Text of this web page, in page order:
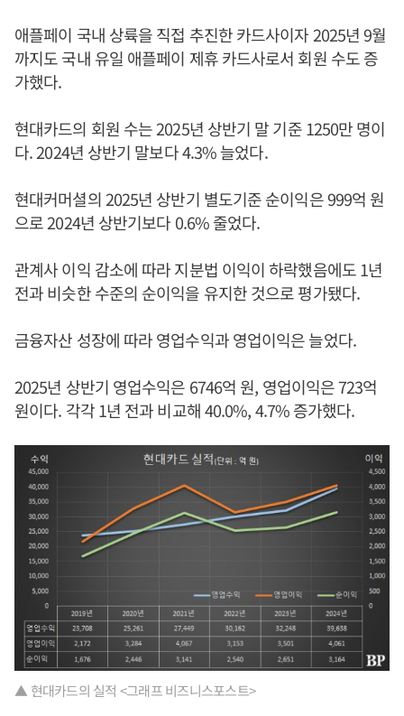
애플페이 국내 상륙을 직접 추진한 카드사이자 2025년 9월
까지도 국내 유일 애플페이 제휴 카드사로서 회원 수도 증
가했다.
현대카드의 회원 수는 2025년 상반기 말 기준 1250만 명이
다. 2024년 상반기 말보다 4.3% 늘었다.
현대커머셜의 2025년 상반기 별도기준 순이익은 999억 원
으로 2024년 상반기보다 0.6% 줄었다.
관계사 이익 감소에 따라 지분법 이익이 하락했음에도 1년
전과 비슷한 수준의 순이익을 유지한 것으로 평가됐다.
금융자산 성장에 따라 영업수익과 영업이익은 늘었다.
2025년 상반기 영업수익은 6746억 원, 영업이익은 723억
원이다. 각각 1년 전과 비교해 40.0%, 4.7% 증가했다.
▲ 현대카드의 실적 <그래프 비즈니스포스트>